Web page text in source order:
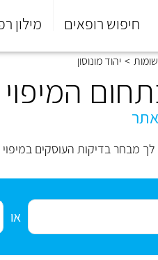
חיפוש רופאים מילון
סוף
התפריט
שומות > יהוד מונוסון
המיפוי
מבחר בדיקות העוסקים במיפוי
או